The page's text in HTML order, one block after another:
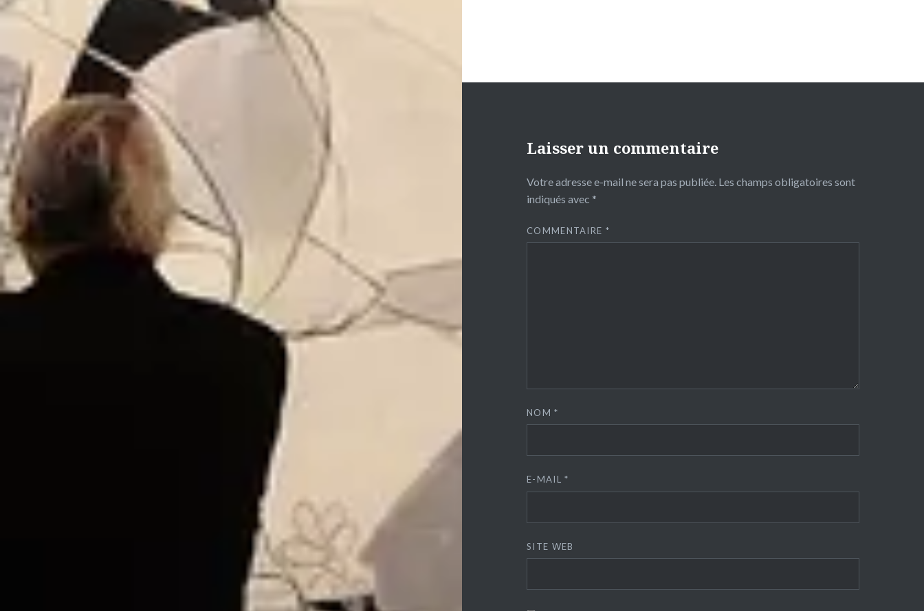
Laisser un commentaire
Votre adresse e-mail ne sera pas publiée. Les champs obligatoires sont
indiqués avec *
COMMENTAIRE *
NOM*
E-MAIL*
SITE WEB